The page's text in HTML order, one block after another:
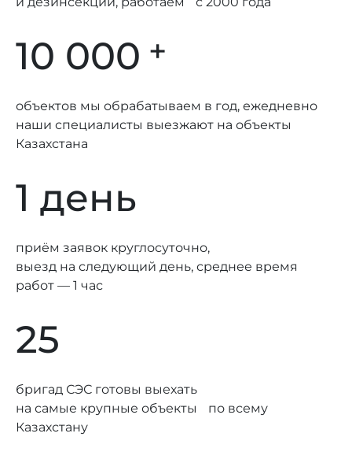
10 000 +
объектов мы обрабатываем в год, ежедневно
наши специалисты выезжают на объекты
Казахстана
1 день
приём заявок круглосуточно,
выезд на следующий день, среднее время
работ — 1 час
25
бригад СЭС готовы выехать
на самые крупные объекты по всему
Казахстану